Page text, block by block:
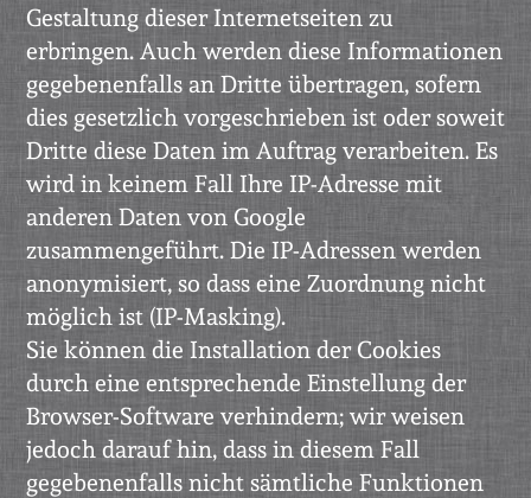
Gestaltung dieser Internetseiten zu
erbringen. Auch werden diese Informationen
gegebenenfalls an Dritte übertragen, sofern
dies gesetzlich vorgeschrieben ist oder soweit
Dritte diese Daten im Auftrag verarbeiten. Es
wird in keinem Fall Ihre IP-Adresse mit
anderen Daten von Google
zusammengeführt. Die IP-Adressen werden
anonymisiert, so dass eine Zuordnung nicht
möglich ist (IP-Masking).
Sie können die Installation der Cookies
durch eine entsprechende Einstellung der
Browser-Software verhindern; wir weisen
jedoch darauf hin, dass in diesem Fall
gegebenenfalls nicht sämtliche Funktionen